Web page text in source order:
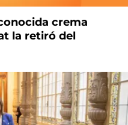
crema
la retiró del